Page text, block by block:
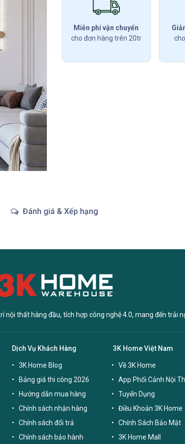
Miễn phí vận chuyển
cho đơn hàng trên 20tr
Đánh giá & Xếp hạng
nội thất hàng đầu, tích hợp công nghệ 4.0, mang đến trải
Dịch Vụ Khách Hàng
3K Home Blog
Bảng giá thi công 2026
Hướng dẫn mua hàng
Chính sách nhận hàng
Chính sách đổi trả
Chính sách bảo hành
3K Home Việt Nam
Về 3K Home
App Phối Cảnh Nội
Tuyển Dụng
Điều Khoản 3K Home
Chính Sách Bảo Mật
3K Home Mall